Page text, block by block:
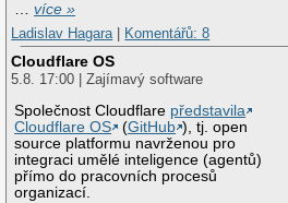
…více »
Ladislav Hagara
Komentářů: 8
Cloudflare OS
5.8. 17:00 | Zajímavý software
Společnost Cloudflare představila
Cloudflare OS
(GitHub ), tj. open
source platformu navrženou pro
integraci umělé inteligence (agentů)
přímo do pracovních procesů
organizací.